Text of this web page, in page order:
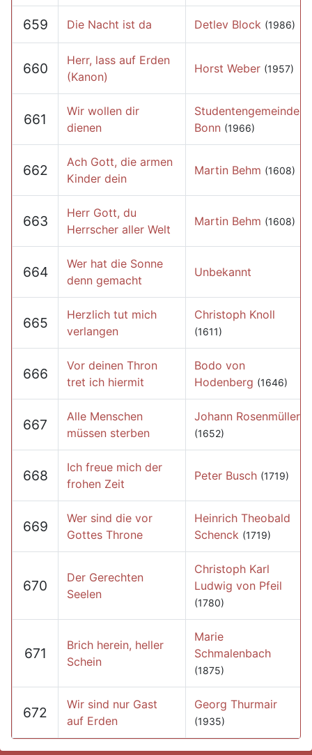
659 Die Nacht ist da Detlev Block (1986)
660
Herr, lass auf Erden
(Kanon)
Horst Weber (1957)
661
Wir wollen dir
dienen
Studentengemeinde
Bonn (1966)
662
Ach Gott, die armen
Kinder dein
Martin Behm (1608)
663
Herr Gott, du
Herrscher aller Welt
Martin Behm (1608)
664
Wer hat die Sonne
denn gemacht
Unbekannt
665
Herzlich tut mich
verlangen
Christoph Knoll
(1611)
666
Vor deinen Thron
tret ich hiermit
Bodo von
Hodenberg (1646)
667
Alle Menschen
müssen sterben
Johann Rosenmüller
(1652)
668
Ich freue mich der
frohen Zeit
Peter Busch (1719)
669
Wer sind die vor
Gottes Throne
Heinrich Theobald
Schenck (1719)
670
Der Gerechten
Seelen
Christoph Karl
Ludwig von Pfeil
(1780)
671
Brich herein, heller
Schein
Marie
Schmalenbach
(1875)
672
Wir sind nur Gast
auf Erden
Georg Thurmair
(1935)